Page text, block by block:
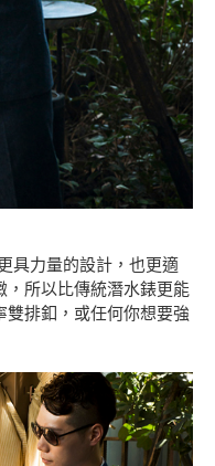
具力量的設計，也更適
所以比傳統潛水錶更能
排釦，或任何你想要強